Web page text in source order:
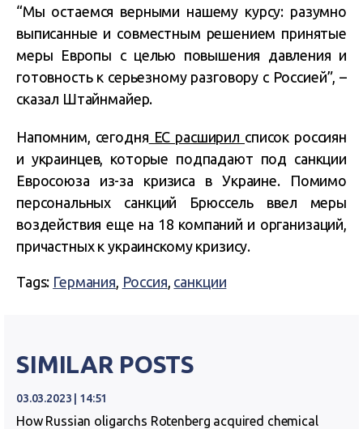
“Мы остаемся верными нашему курсу: разумно
выписанные и совместным решением принятые
меры Европы с целью повышения давления и
готовность к серьезному разговору с Россией”, –
сказал Штайнмайер.
Напомним, сегодня ЕС расширил список россиян
и украинцев, которые подпадают под санкции
Евросоюза из-за кризиса в Украине. Помимо
персональных санкций Брюссель ввел меры
воздействия еще на 18 компаний и организаций,
причастных к украинскому кризису.
Tags: Германия, Россия, санкции
SIMILAR POSTS
03.03.2023 | 14:51
How Russian oligarchs Rotenberg acquired chemical